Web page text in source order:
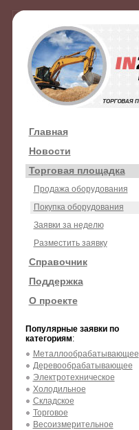
Главная
Новости
Торговая площадка
Продажа оборудования
Покупка оборудования
Заявки за неделю
Разместить заявку
Справочник
Поддержка
О проекте
Популярные заявки по
категориям:
Металлообрабатывающее
Деревообрабатывающее
Электротехническое
Холодильное
Складское
Торговое
Весоизмерительное